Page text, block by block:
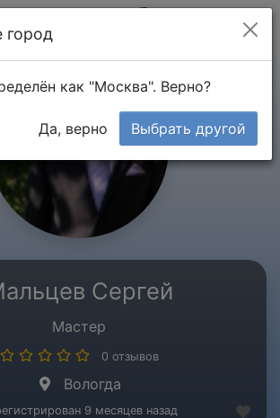
Сергей
Мастер
0 отзывов
Вологда
9 месяцев назад
город
как "Москва". Верно?
Да, верно Выбрать другой